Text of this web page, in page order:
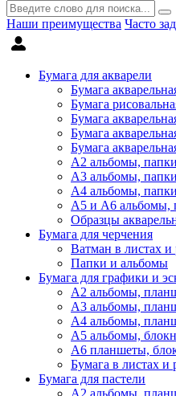
Наши преимущества Часто
Бумага для акварели
Бумага
Бумага
Бумага
Бумага
Бумага
А2 альбомы,
А3 альбомы,
А4 альбомы,
А5 и А6 альбомы,
Образцы
Бумага для черчения
Ватман в листах и
Папки и альбомы
Бумага для графики и
А2 альбомы,
А3 альбомы,
А4 альбомы,
А5 альбомы,
А6 планшеты,
Бумага в листах и
Бумага для пастели
А2 альбомы,